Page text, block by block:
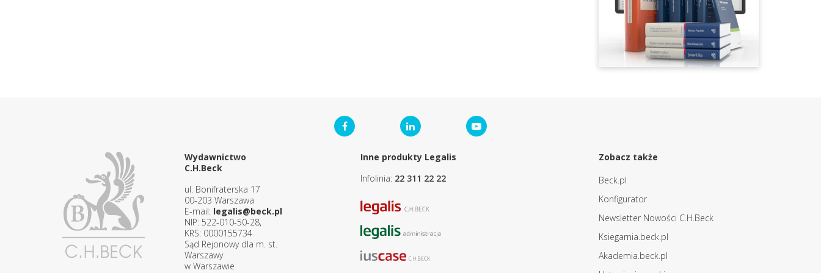
Wydawnictwo
C.H.Beck
ul. Bonifraterska 17
00-203 Warszawa
E-mail: legalis@beck.pl
NIP: 522-010-50-28,
KRS: 0000155734
Sąd Rejonowy dla m. st.
Warszawy
w Warszawie
Inne produkty Legalis
Infolinia: 22 311 22 22
Zobacz także
Beck.pl
Konfigurator
Newsletter Nowości C.H.Beck
Ksiegarnia.beck.pl
Akademia.beck.pl